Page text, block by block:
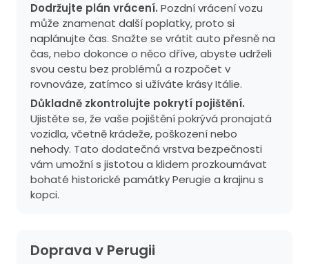
Dodržujte plán vrácení. Pozdní vrácení vozu
může znamenat další poplatky, proto si
naplánujte čas. Snažte se vrátit auto přesně na
čas, nebo dokonce o něco dříve, abyste udrželi
svou cestu bez problémů a rozpočet v
rovnováze, zatímco si užíváte krásy Itálie.
Důkladně zkontrolujte pokrytí pojištění.
Ujistěte se, že vaše pojištění pokrývá pronajatá
vozidla, včetně krádeže, poškození nebo
nehody. Tato dodatečná vrstva bezpečnosti
vám umožní s jistotou a klidem prozkoumávat
bohaté historické památky Perugie a krajinu s
kopci.
Doprava v Perugii